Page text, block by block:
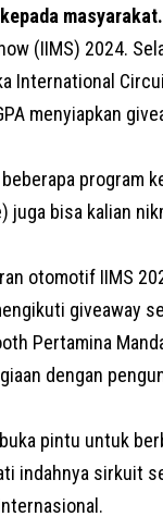
masyarakat.
(IIMS) 2024.
International
menyiapkan
program
juga bisa kalian
otomotif IIMS
giveaway
Pertamina
dengan
pintu untuk
indahnya sirkuit